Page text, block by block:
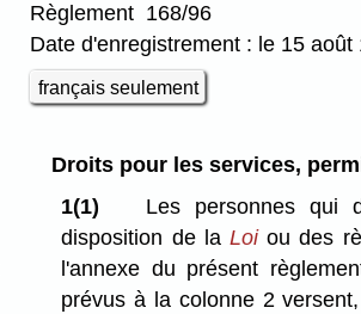
Règlement 168/96
Date d'enregistrement : le 15 août
français seulement
Droits pour les services,
1(1)
Les personnes qui
disposition de la Loiou des
l'annexe du présent
prévus à la colonne 2